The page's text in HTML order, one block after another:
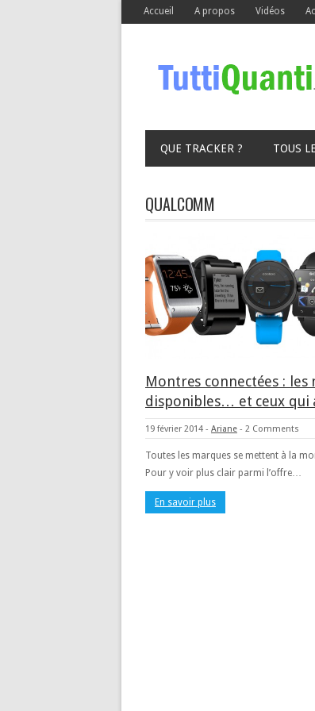
Accueil A propos Vidéos
QUE TRACKER ? TOUS
QUALCOMM
Montres connectées : les
disponibles… et ceux qui
19 février 2014 - Ariane - 2 Comments
Toutes les marques se mettent à la
Pour y voir plus clair parmi l’offre…
En savoir plus